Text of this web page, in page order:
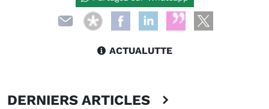
ACTUALUTTE
DERNIERS ARTICLES